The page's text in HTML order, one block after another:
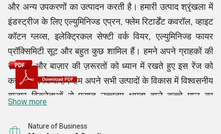
और अन्य उपकरणों का उत्पादन करती है। हमारी उत्पाद श्रृंखला में
इंडस्ट्रीज के लिए एल्युमिनिज्ड एप्रन, फ्लेम रिटार्डेंट कवरॉल, व्हाइट
कॉटन ग्लव्स, इलेक्ट्रिकल सेफ्टी वर्क वियर, एल्युमिनिज्ड फायर
प्रॉक्सिमिटी सूट और बहुत कुछ शामिल हैं। हमने अपने ग्राहकों की
ज़रूरतों और बाज़ार की ज़रूरतों को ध्यान में रखते हुए इस रेंज को
कस्टमाइज़ किया है। हम अपने सभी उत्पादों के विकास में विश्वसनीय
बाजार विक्रेताओं से प्राप्त उच्चतम क्षमता वाले कच्चे माल का
पूरा करने के लिए कई आकारों, डिज़ाइनों और विशिष्टताओं में अपना
Show more
Nature of Business